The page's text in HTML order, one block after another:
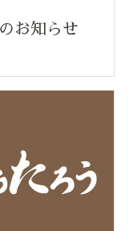
お知らせ